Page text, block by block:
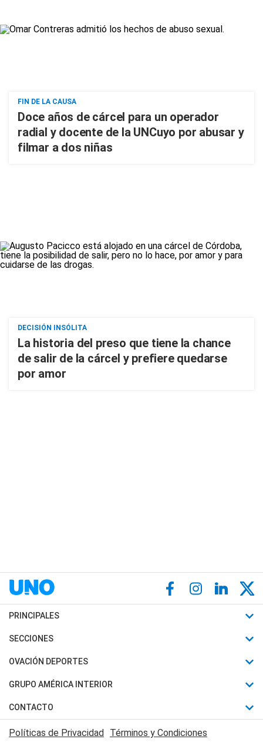
FIN DE LA CAUSA
Doce años de cárcel para un operador
radial y docente de la UNCuyo por abusar y
filmar a dos niñas
DECISIÓN INSÓLITA
La historia del preso que tiene la chance
de salir de la cárcel y prefiere quedarse
por amor
PRINCIPALES
Últimas Noticias
Política
Judiciales
Economia
SECCIONES
Horóscopo
Motores
Trucos caseros
Series y Películas
OVACIÓN DEPORTES
Fútbol
Mundial
Automovilismo
Rugby
GRUPO AMÉRICA INTERIOR
Canal 7 en Vivo
CONTACTO
Acerca de Nosotros
Políticas de Privacidad Términos y Condiciones